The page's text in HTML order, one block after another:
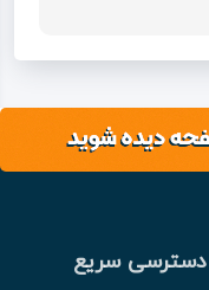
دسترسی سریع